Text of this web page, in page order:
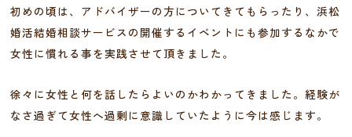
初めの頃は、アドバイザーの方についてきてもらったり、浜松
婚活結婚相談サービスの開催するイベントにも参加するなかで
女性に慣れる事を実践させて頂きました。
徐々に女性と何を話したらよいのかわかってきました。経験が
なさ過ぎて女性へ過剰に意識していたように今は感じます。